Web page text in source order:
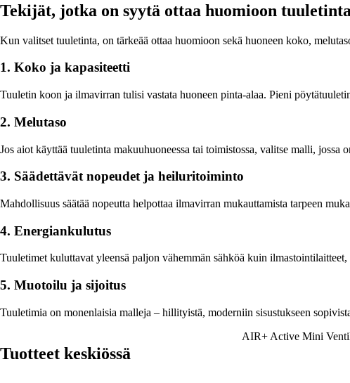
Tekijät, jotka on syytä ottaa huomioon tuuletinta
Kun valitset tuuletinta, on tärkeää ottaa huomioon sekä huoneen koko,
1. Koko ja kapasiteetti
Tuuletin koon ja ilmavirran tulisi vastata huoneen pinta-alaa. Pieni
2. Melutaso
Jos aiot käyttää tuuletinta makuuhuoneessa tai toimistossa, valitse malli,
3. Säädettävät nopeudet ja heiluritoiminto
Mahdollisuus säätää nopeutta helpottaa ilmavirran mukauttamista tarpeen
4. Energiankulutus
Tuuletimet kuluttavat yleensä paljon vähemmän sähköä kuin
5. Muotoilu ja sijoitus
Tuuletimia on monenlaisia malleja – hillityistä, moderniin sisustukseen
Tuotteet keskiössä
AIR+ Active Mini